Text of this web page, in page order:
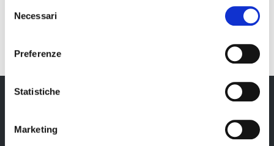
delNecessari
Preferenze
Statistiche
MarketingDETTAGLI DEL viaggio